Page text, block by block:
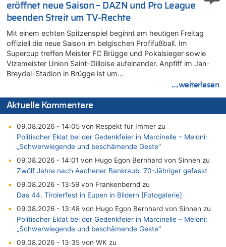
eröffnet neue Saison – DAZN und Pro League
beenden Streit um TV-Rechte
Mit einem echten Spitzenspiel beginnt am heutigen Freitag
offiziell die neue Saison im belgischen Profifußball. Im
Supercup treffen Meister FC Brügge und Pokalsieger sowie
Vizemeister Union Saint-Gilloise aufeinander. Anpfiff im Jan-
Breydel-Stadion in Brügge ist um…
....weiterlesen
Aktuelle Kommentare
09.08.2026 - 14:05 von Respekt für Immer zu
Politischer Eklat bei der Gedenkfeier in Marcinelle – Meloni:
„Schwerwiegende und beschämende Geste“
09.08.2026 - 14:01 von Hugo Egon Bernhard von Sinnen zu
Zwölf Jahre nach Aachener Bankraub: 70-Jähriger gefasst
09.08.2026 - 13:59 von Frankenbernd zu
Das 44. Tirolerfest in Eupen in Bildern [Fotogalerie]
09.08.2026 - 13:48 von Hugo Egon Bernhard von Sinnen zu
Politischer Eklat bei der Gedenkfeier in Marcinelle – Meloni:
„Schwerwiegende und beschämende Geste“
09.08.2026 - 13:35 von WK zu